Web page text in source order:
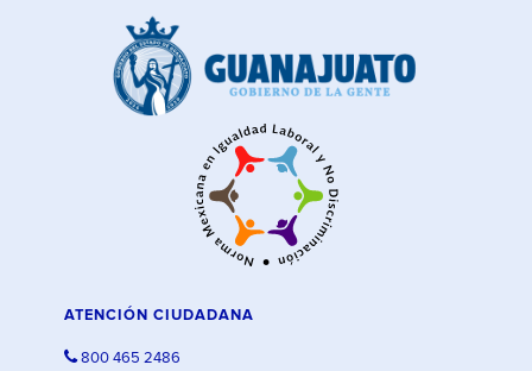
ATENCIÓN CIUDADANA
800 465 2486